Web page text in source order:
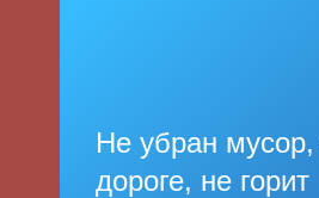
Не убран
дороге, не горит